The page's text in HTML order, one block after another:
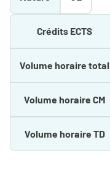
Crédits ECTS
Volume horaire total
Volume horaire CM
Volume horaire TD